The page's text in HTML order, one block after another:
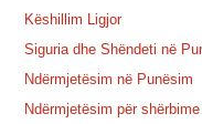
Këshillim Ligjor
Siguria dhe Shëndeti në
Ndërmjetësim në Punësim
Ndërmjetësim për